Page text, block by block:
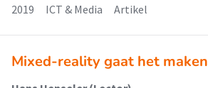
2019
ICT & Media Artikel
Mixed-reality gaat het maken